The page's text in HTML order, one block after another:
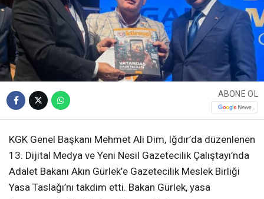
ABONE OL
KGK Genel Başkanı Mehmet Ali Dim, Iğdır’da düzenlenen
13. Dijital Medya ve Yeni Nesil Gazetecilik Çalıştayı’nda
Adalet Bakanı Akın Gürlek’e Gazetecilik Meslek Birliği
Yasa Taslağı’nı takdim etti. Bakan Gürlek, yasa